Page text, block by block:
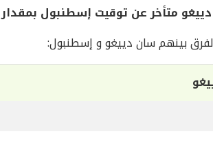
متأخر عن توقيت إسطنبول بمقدار 10 ساعات
بينهم سان دييغو و إسطنبول: